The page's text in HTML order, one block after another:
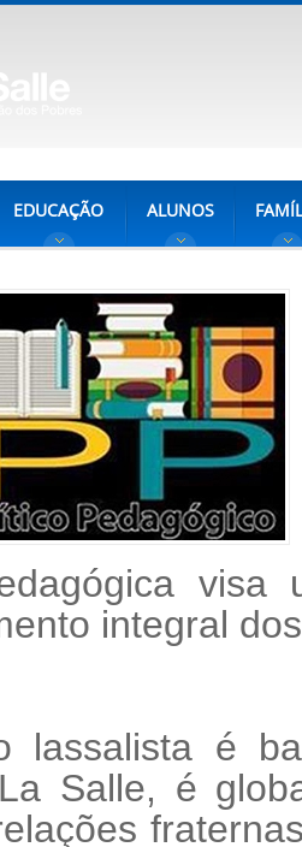
EDUCAÇÃO ALUNOS
integral
lassalista é
Salle, é